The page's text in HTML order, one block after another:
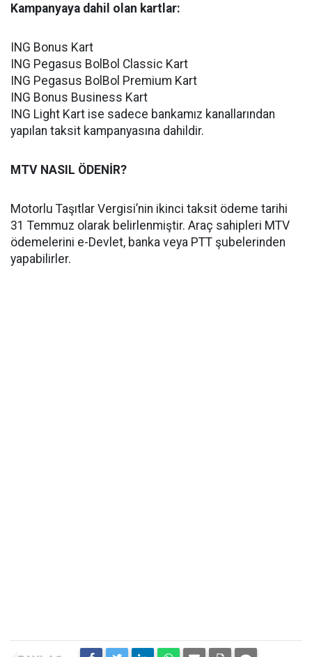
Kampanyaya dahil olan kartlar:
ING Bonus Kart
ING Pegasus BolBol Classic Kart
ING Pegasus BolBol Premium Kart
ING Bonus Business Kart
ING Light Kart ise sadece bankamız kanallarından
yapılan taksit kampanyasına dahildir.
MTV NASIL ÖDENİR?
Motorlu Taşıtlar Vergisi’nin ikinci taksit ödeme tarihi
31 Temmuz olarak belirlenmiştir. Araç sahipleri MTV
ödemelerini e-Devlet, banka veya PTT şubelerinden
yapabilirler.